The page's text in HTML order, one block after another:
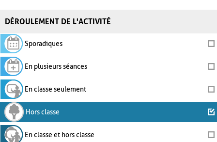
DÉROULEMENT DE L'ACTIVITÉ
Sporadiques
En plusieurs séances
En classe seulement
Hors classe
En classe et hors classe